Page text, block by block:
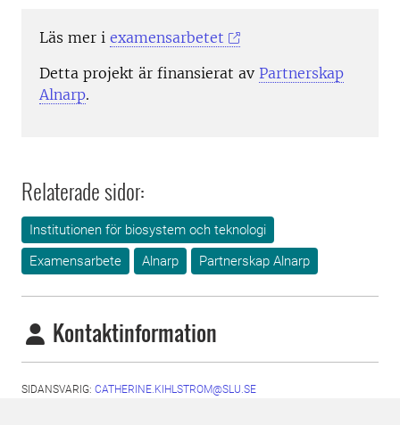
Läs mer i examensarbetet
Detta projekt är finansierat av Partnerskap
Alnarp.
Relaterade sidor:
Institutionen för biosystem och teknologi
Examensarbete
Alnarp Partnerskap Alnarp
Kontaktinformation
SIDANSVARIG: CATHERINE.KIHLSTROM@SLU.SE